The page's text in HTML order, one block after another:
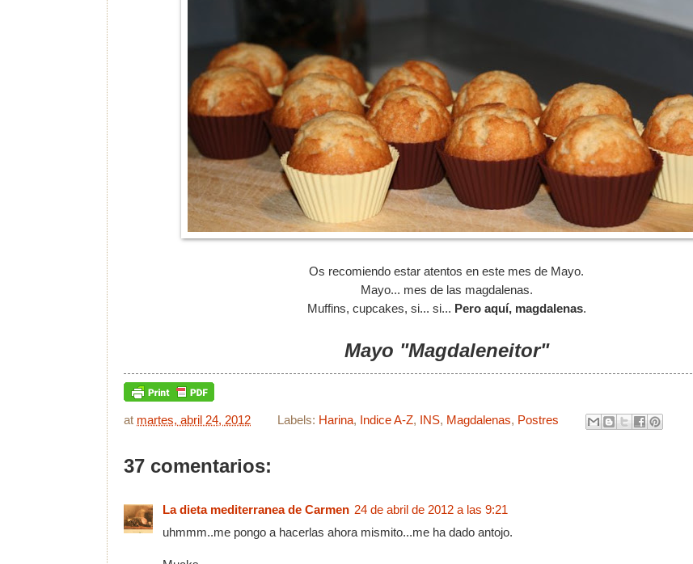
Os recomiendo estar atentos en este mes de Mayo.
Mayo... mes de las magdalenas.
Muffins, cupcakes, si... si... Pero aquí, magdalenas.
Mayo "Magdaleneitor"
at martes, abril 24, 2012 Labels: Harina, Indice A-Z, INS, Magdalenas, Postres
37 comentarios:
La dieta mediterranea de Carmen 24 de abril de 2012 a las 9:21
uhmmm..me pongo a hacerlas ahora mismito...me ha dado antojo.